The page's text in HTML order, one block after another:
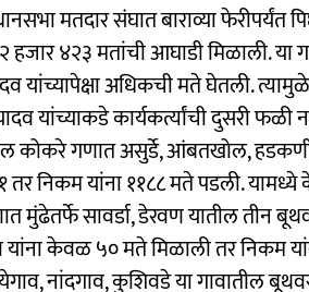
मतदार संघात बाराव्या
हजार ४२३ मतांची आघाडी मिळाली.
यांच्यापेक्षा अधिकची मते घेतली.
यांच्याकडे कार्यकर्त्यांची दुसरी
कोकरे गणात असुर्डे, आंबतखोल,
तर निकम यांना ११८८ मते पडली.
मुंढेतर्फे सावर्डा, डेरवण यातील तीन
यांना केवळ ५० मते मिळाली तर निकम
नांदगाव, कुशिवडे या गावातील